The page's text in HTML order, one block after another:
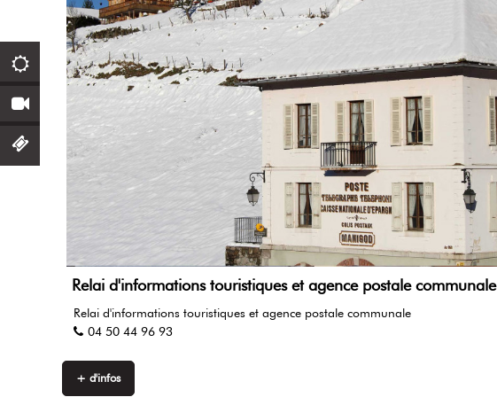
Relai d'informations touristiques et agence postale communale
Relai d'informations touristiques et agence postale communale
04 50 44 96 93
+ d'infos